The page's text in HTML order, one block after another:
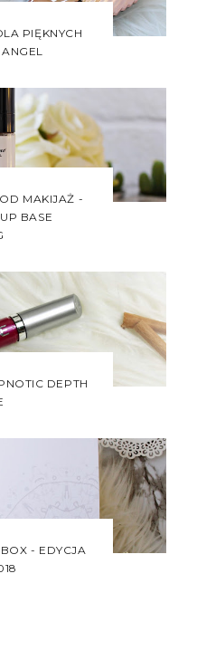
PIĘKNYCH
MAKIJAŻ -
BASE
DEPTH
- EDYCJA